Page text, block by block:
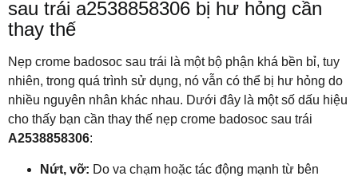
sau trái a2538858306 bị hư hỏng cần
thay thế
Nẹp crome badosoc sau trái là một bộ phận khá bền bỉ, tuy
nhiên, trong quá trình sử dụng, nó vẫn có thể bị hư hỏng do
nhiều nguyên nhân khác nhau. Dưới đây là một số dấu hiệu
cho thấy bạn cần thay thế nẹp crome badosoc sau trái
A2538858306:
Nứt, vỡ: Do va chạm hoặc tác động mạnh từ bên